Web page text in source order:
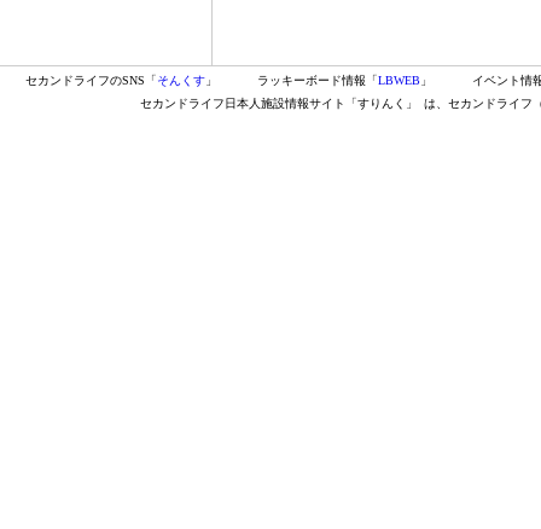
セカンドライフのSNS「そんくす 」 ラッキーボード情報「LBWEB 」
イベント情
セカンドライフ日本人施設情報サイト「すりんく」
は、セカンドライフ